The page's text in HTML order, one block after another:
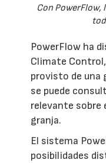
Con
PowerFlow ha
Climate
provisto de una
se puede
relevante sobre
granja.
El sistema
posibilidades